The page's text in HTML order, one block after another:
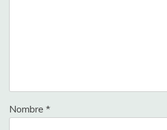
Nombre *